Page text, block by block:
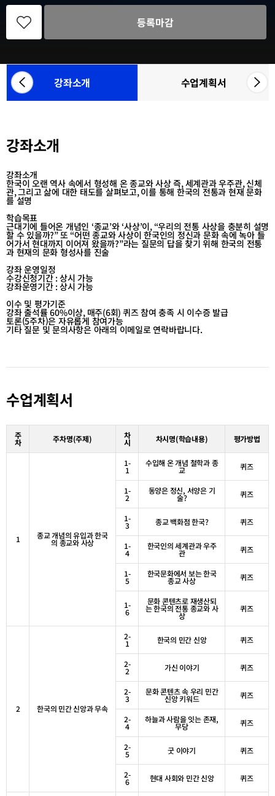
관
좌
등
등록마감
좌
카
테
리
목
록
이
동
리
목
동
강좌소개 수업계획서
참
목
록
강좌소개
강좌소개
한국이 오랜 역사 속에서 형성해 온 종교와 사상 즉,세계관과 우주관,신체
관,그리고 삶에 대한 태도를 살펴보고,이를 통해 한국의 전통과 현재 문화
를 설명
학습목표
근대기에 들어온 개념인 ‘종교’와 ‘사상’이, “우리의 전통 사상을 충분히 설명
할 수 있을까?”또 “어떤 종교와 사상이 한국인의 정신과 문화 속에 녹아 들
어가서 현대까지 이어져 왔을까?”라는 질문의 답을 찾기 위해 한국의 전통
과 현재의 문화 형성사를 진술
강좌 운영일정
수강신청기간 :상시 가능
강좌운영기간 :상시 가능
이수 및 평가기준
강좌 출석률60%이상, 매주(6회) 퀴즈 참여 충족 시 이수증 발급
토론(5주차)은 자유롭게 참여가능
기타 질문 및 문의사항은 아래의 이메일로 연락바랍니다.
수업계획서
주
차 주차명(주제) 차
시 차시명(학습내용) 평가방법
1 종교 개념의 유입과 한국
의 종교와 사상
1-
1
수입해 온 개념 철학과 종
교 퀴즈
1-
2
동양은 정신, 서양은 기
술? 퀴즈
1-
3 종교 백화점 한국? 퀴즈
1-
4
한국인의 세계관과 우주
관 퀴즈
1-
5
한국문화에서 보는 한국
종교 사상 퀴즈
1-
6
문화 콘텐츠로 재생산되
는 한국의 전통 종교와 사
상
퀴즈
2 한국의 민간 신앙과 무속
2-
1 한국의 민간 신앙 퀴즈
2-
2 가신 이야기 퀴즈
2-
3
문화 콘텐츠 속 우리 민간
신앙 키워드 퀴즈
2-
4
하늘과 사람을 잇는 존재,
무당 퀴즈
2-
5 굿 이야기 퀴즈
2-
6 현대 사회와 민간 신앙 퀴즈